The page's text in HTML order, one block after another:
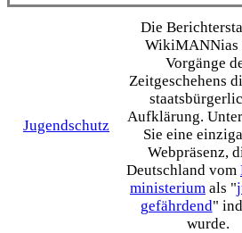
Jugendschutz
Die
WikiMANNias
Vorgänge
Zeitgeschehens
Aufklärung.
Sie eine
Webpräsenz,
Deutschland vom
ministerium als "
gefährdend"
wurde.